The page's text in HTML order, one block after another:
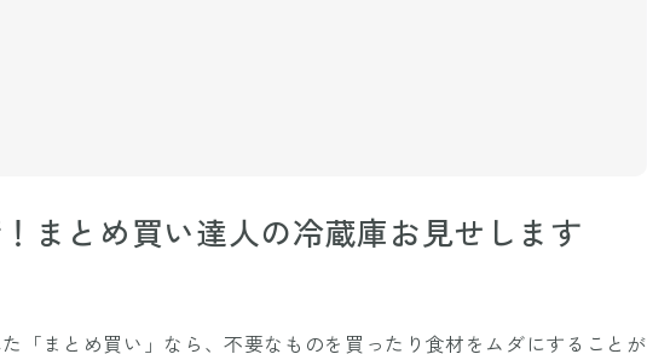
まとめ買い達人の冷蔵庫お見せします
「まとめ買い」なら、不要なものを買ったり食材をムダにすることが